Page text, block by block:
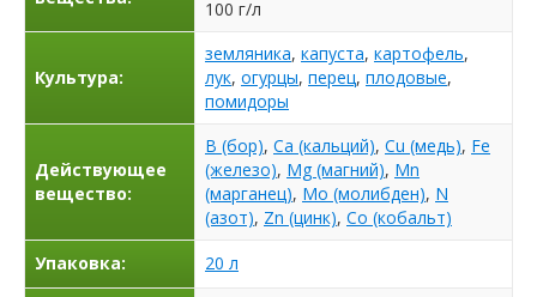
100 г/л
Культура:
земляника, капуста, картофель,
лук, огурцы, перец, плодовые,
помидоры
Действующее
вещество:
B (бор), Ca (кальций), Cu (медь), Fe
(железо), Mg (магний), Mn
(марганец), Mo (молибден), N
(азот), Zn (цинк), Co (кобальт)
Упаковка:
20 л